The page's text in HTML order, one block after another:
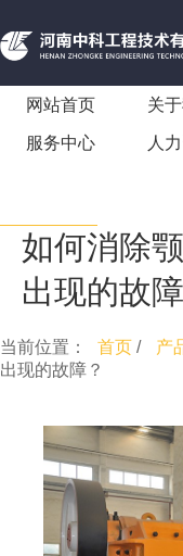
网站首页 关
服务中心 人
如何消除
出现的故
当前位置： 首页 / 产
出现的故障？